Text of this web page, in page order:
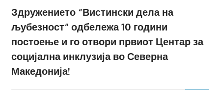
Здружението “Вистински дела на
љубезност“ одбележа 10 години
постоење и го отвори првиот Центар за
социјална инклузија во Северна
Македонија!